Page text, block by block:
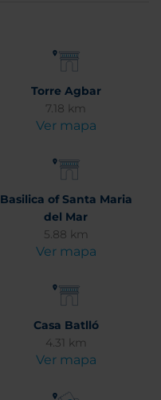
Torre Agbar
7.18 km
Ver mapa
Basilica of Santa Maria
del Mar
5.88 km
Ver mapa
Casa Batlló
4.31 km
Ver mapa